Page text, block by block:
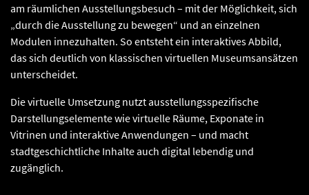
am räumlichen Ausstellungsbesuch – mit der Möglichkeit, sich
„durch die Ausstellung zu bewegen“ und an einzelnen
Modulen innezuhalten. So entsteht ein interaktives Abbild,
das sich deutlich von klassischen virtuellen Museumsansätzen
unterscheidet.
Die virtuelle Umsetzung nutzt ausstellungsspezifische
Darstellungselemente wie virtuelle Räume, Exponate in
Vitrinen und interaktive Anwendungen – und macht
stadtgeschichtliche Inhalte auch digital lebendig und
zugänglich.